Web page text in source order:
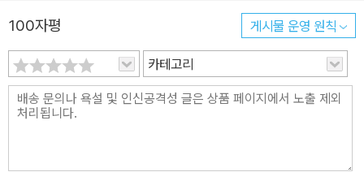
한편으로 저자는 미중 관계에서 ‘상호 의존 관계’를 무시할 수는 없다
고 말한다. 이미 미중의 많은 기업은 서로 의존할 수밖에 없는 관계를
맺고 있다. 이 상호 의존 관계는 과거 지구화 시대에서부터 국제협력
을 통해 구축해 온 질서를 토대로 한다. 이미 구조화된 양국의 상호 의
존 관계를 무시하고 제로섬 경쟁의 시각에서만 양국의 네트워크 권력
게임을 상정할 수만은 없다고 강조한다. 경쟁하면서 협력하는 복합적
는 이 치열한 경쟁의 결과가 단순한 권력이동과 수평적인 세력전이보
100자평 게시물 운영 원칙
카테고리